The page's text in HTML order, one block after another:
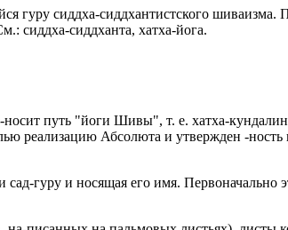
сиддха-сиддхантистского шиваизма.
сиддха-сиддханта, хатха-йога.
путь "йоги Шивы", т. е. хатха-
Абсолюта и утвержден -ность
гуру и носящая его имя. Первоначально